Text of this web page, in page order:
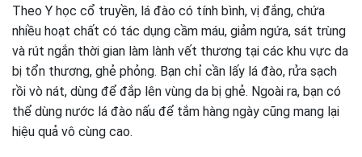
Theo Y học cổ truyền, lá đào có tính bình, vị đắng, chứa
nhiều hoạt chất có tác dụng cầm máu, giảm ngứa, sát trùng
và rút ngắn thời gian làm lành vết thương tại các khu vực da
bị tổn thương, ghẻ phỏng. Bạn chỉ cần lấy lá đào, rửa sạch
rồi vò nát, dùng để đắp lên vùng da bị ghẻ. Ngoài ra, bạn có
thể dùng nước lá đào nấu để tắm hàng ngày cũng mang lại
hiệu quả vô cùng cao.